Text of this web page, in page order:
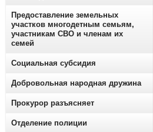
Предоставление земельных
участков многодетным семьям,
участникам СВО и членам их
семей
Социальная субсидия
Добровольная народная дружина
Прокурор разъясняет
Отделение полиции